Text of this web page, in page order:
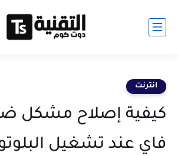
انترنت
كيفية إصلاح مشكل
فاي عند تشغيل